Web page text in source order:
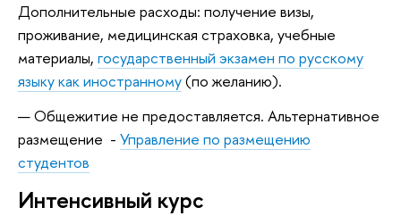
Дополнительные расходы: получение визы,
проживание, медицинская страховка, учебные
материалы, государственный экзамен по русскому
языку как иностранному(по желанию).
Общежитие не предоставляется. Альтернативное
размещение - Управление по размещению
студентов
Интенсивный курс